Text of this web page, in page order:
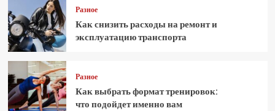
Разное
Как снизить расходы на ремонт и
эксплуатацию транспорта
Разное
Как выбрать формат тренировок:
что подойдет именно вам